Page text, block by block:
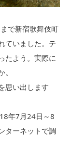
で新宿歌舞伎町
ていました。テ
たよう。実際に
思い出します
年7月24日～8
ターネットで調